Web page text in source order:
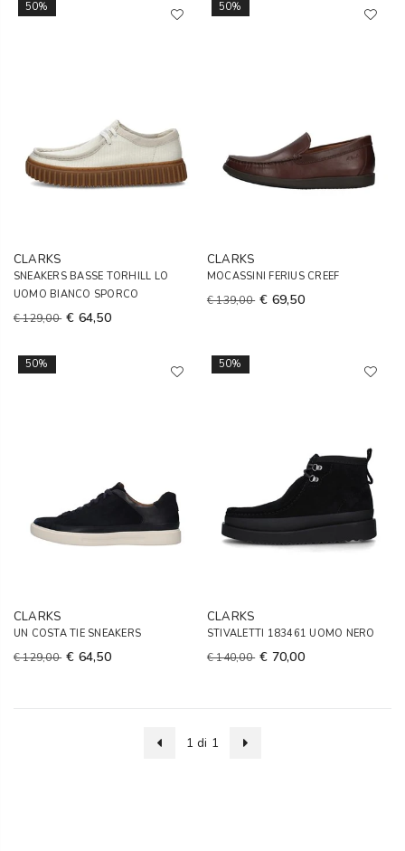
50%
CLARKS
SNEAKERS BASSE TORHILL LO
UOMO BIANCO SPORCO
€ 129,00 € 64,50
50%
CLARKS
MOCASSINI FERIUS CREEF
€ 139,00 € 69,50
50%
CLARKS
UN COSTA TIE SNEAKERS
€ 129,00 € 64,50
50%
CLARKS
STIVALETTI 183461 UOMO NERO
€ 140,00 € 70,00
1 di 1